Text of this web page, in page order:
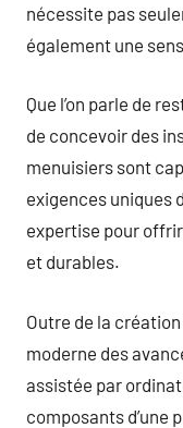
nécessite pas
également une
Que l’on parle de
de concevoir des
menuisiers sont
exigences uniques
expertise pour
et durables.
Outre de la
moderne des
assistée par
composants d’une